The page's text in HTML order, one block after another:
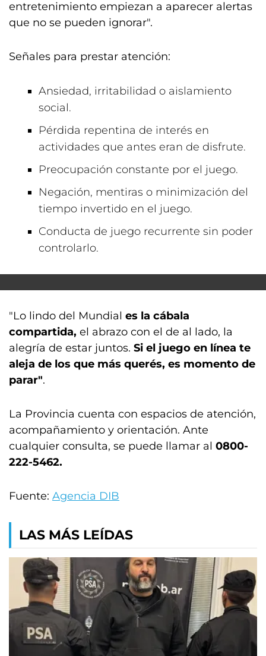
entretenimiento empiezan a aparecer alertas
que no se pueden ignorar".
Señales para prestar atención:
Ansiedad, irritabilidad o aislamiento
social.
Pérdida repentina de interés en
actividades que antes eran de disfrute.
Preocupación constante por el juego.
Negación, mentiras o minimización del
tiempo invertido en el juego.
Conducta de juego recurrente sin poder
controlarlo.
"Lo lindo del Mundial es la cábala
compartida, el abrazo con el de al lado, la
alegría de estar juntos. Si el juego en línea te
aleja de los que más querés, es momento de
parar".
La Provincia cuenta con espacios de atención,
acompañamiento y orientación. Ante
cualquier consulta, se puede llamar al 0800-
222-5462.
Fuente: Agencia DIB
LAS MÁS LEÍDAS